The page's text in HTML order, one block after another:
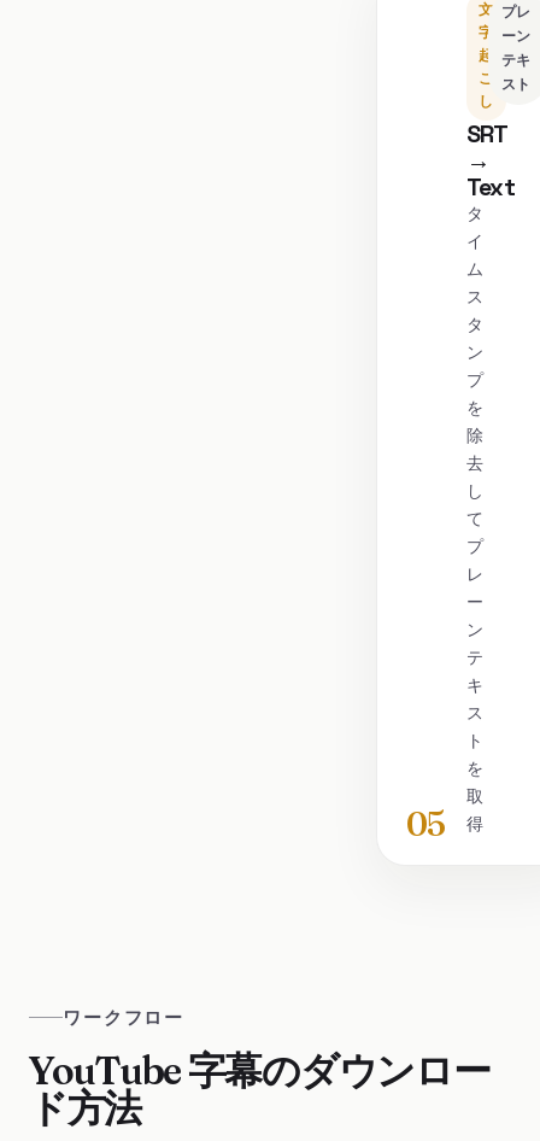
05
文
字
起
こ
し
SRT
→
Text
タ
イ
ム
ス
タ
ン
プ
を
除
去
し
て
プ
レ
ー
ン
テ
キ
ス
ト
を
取
得
プレ
ーン
テキ
スト
ワークフロー
YouTube 字幕のダウンロー
ド方法